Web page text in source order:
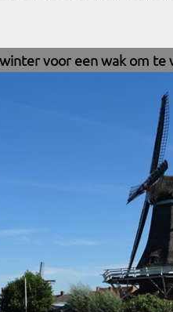
voor een wak om te